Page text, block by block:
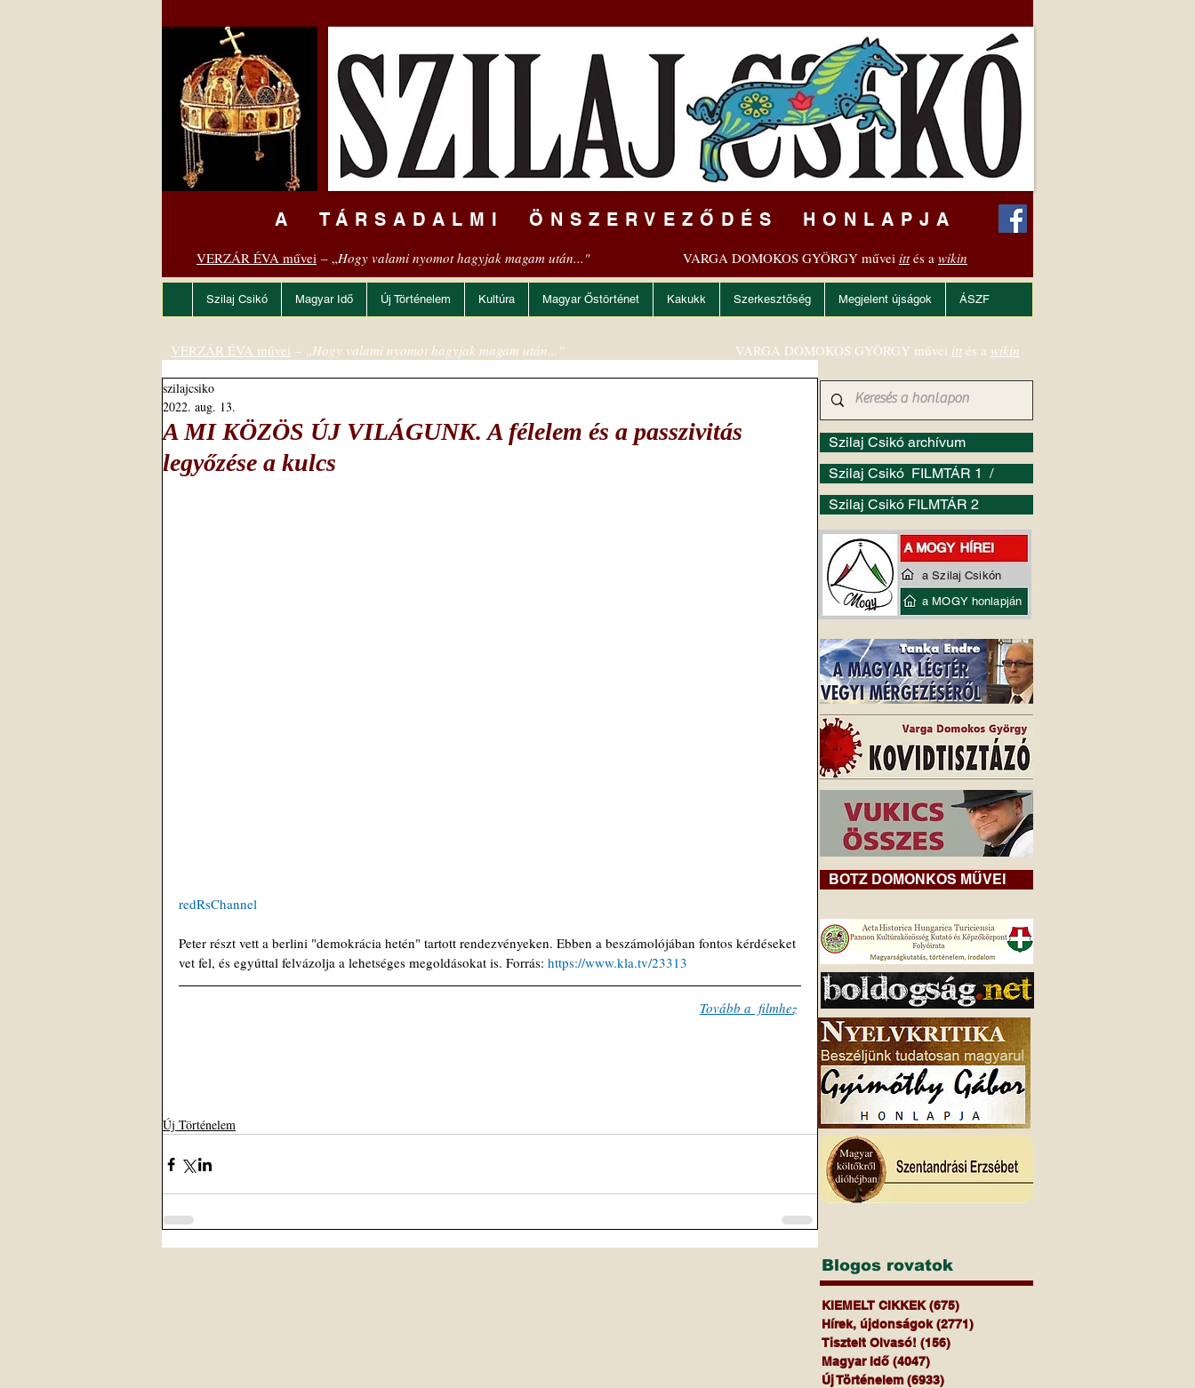
A TÁRSADALMI ÖNSZERVEZŐDÉS HONLAPJA
VERZÁR ÉVA művei – „Hogy valami nyomot hagyjak magam után..." VARGA DOMOKOS GYÖRGY művei ittés a wikin
Szilaj Csikó Magyar Idő Új Történelem Kultúra Magyar Őstörténet Kakukk Szerkesztőség Megjelent újságok ÁSZF
A MI KÖZÖS ÚJ VILÁGUNK. A félelem és a passzivitás
legyőzése a kulcs
szilajcsiko
2022. aug. 13.
redRsChannel
Peter részt vett a berlini "demokrácia hetén" tartott rendezvényeken. Ebben a beszámolójában fontos kérdéseket
vet fel, és egyúttal felvázolja a lehetséges megoldásokat is. Forrás: https://www.kla.tv/23313
Tovább a  filmhez
Új Történelem
Szilaj Csikó archívum
Szilaj Csikó FILMTÁR 1 /
Szilaj Csikó FILMTÁR 2
VERZÁR ÉVA művei – „Hogy valami nyomot hagyjak magam után..." VARGA DOMOKOS GYÖRGY művei itt és a wikin
BOTZ DOMONKOS MŰVEI
Blogos rovatok
KIEMELT CIKKEK (675)
Hírek, újdonságok (2771)
Tisztelt Olvasó! (156)
Magyar Idő (4047)
Új Történelem (6933)
a Szilaj Csikón
a MOGY honlapján